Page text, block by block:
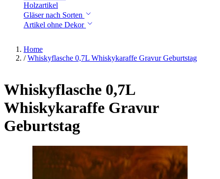
Holzartikel
Gläser nach Sorten
Artikel ohne Dekor
Home
/ Whiskyflasche 0,7L Whiskykaraffe Gravur Geburtstag
Whiskyflasche 0,7L
Whiskykaraffe Gravur
Geburtstag